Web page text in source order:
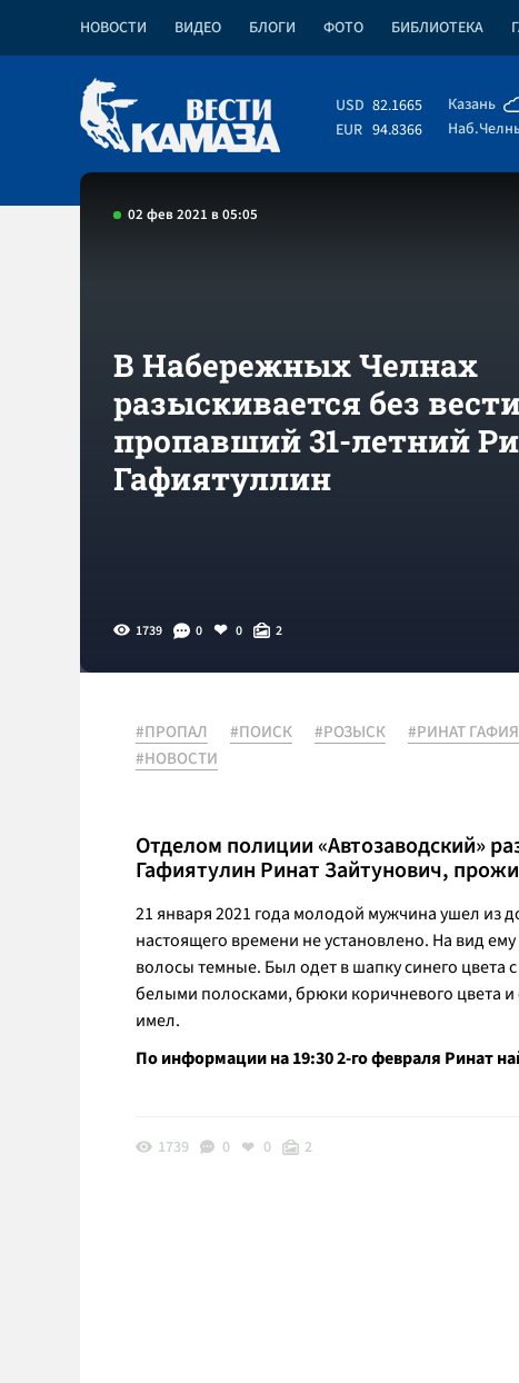
НОВОСТИ ВИДЕО БЛОГИ ФОТО БИБЛИОТЕКА
USD 82.1665
EUR 94.8366
Казань
02 фев 2021 в 05:05
В Набережных Челнах
разыскивается без
пропавший 31-летний
Гафиятуллин
1739 0 0 2
#ПРОПАЛ #ПОИСК #РОЗЫСК #РИНАТ
#НОВОСТИ
Отделом полиции «Автозаводский»
Гафиятулин Ринат Зайтунович,
21 января 2021 года молодой мужчина ушел из
настоящего времени не установлено. На вид
волосы темные. Был одет в шапку синего цвета
белыми полосками, брюки коричневого цвета
имел.
По информации на 19:30 2-го февраля Ринат
1739 0 0 2